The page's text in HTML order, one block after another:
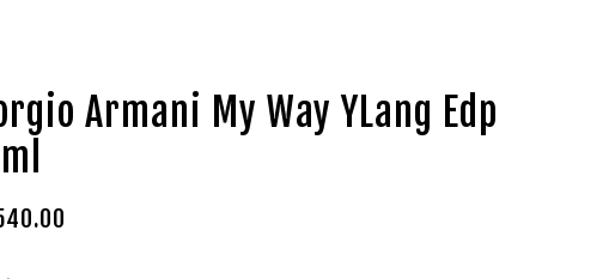
Armani My Way YLang Edp